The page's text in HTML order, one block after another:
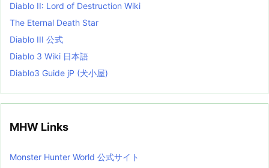
Diablo II: Lord of Destruction Wiki
The Eternal Death Star
Diablo III 公式
Diablo 3 Wiki 日本語
Diablo3 Guide jP (犬小屋)
MHW Links
Monster Hunter World 公式サイト